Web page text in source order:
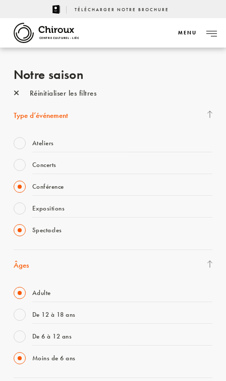
TÉLÉCHARGER NOTRE BROCHURE
CENTRE CULTUREL - LIÈGE
MENU
Notre saison
Réinitialiser les filtres
Type d’événement
Ateliers
Concerts
Conférence
Expositions
Spectacles
Âges
Adulte
De 12 à 18 ans
De 6 à 12 ans
Moins de 6 ans